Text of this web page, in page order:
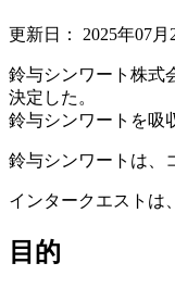
更新日： 2025年07月
鈴与シンワート株式
決定した。
鈴与シンワートを吸
鈴与シンワートは、
インタークエストは
目的